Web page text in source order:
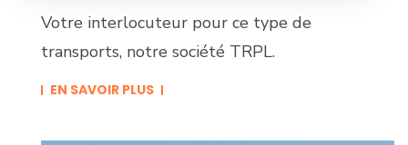
Votre interlocuteur pour ce type de
transports, notre société TRPL.
EN SAVOIR PLUS